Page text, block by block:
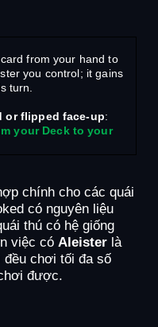
from your hand to
you control; it gains
turn.
or flipped face-up:
your Deck to your
chính cho các quái
có nguyên liệu
thú có hệ giống
việc có Aleister là
đều chơi tối đa số
được.